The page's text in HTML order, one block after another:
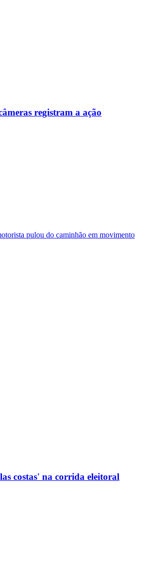
registram a ação
pulou do caminhão em movimento
costas' na corrida eleitoral